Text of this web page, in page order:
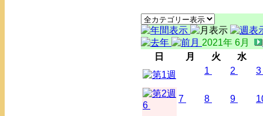
2021年 6月
日
月 火
水
1
2 3
6
7 8 9